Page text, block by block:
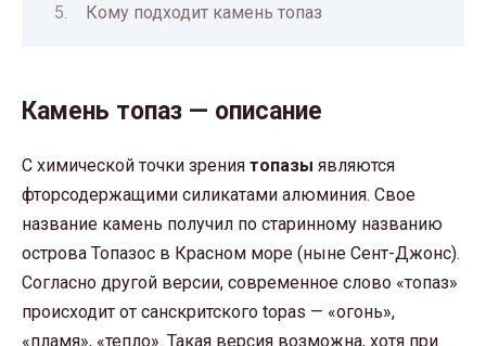
Кому подходит камень топаз
Камень топаз — описание
С химической точки зрения топазы являются
фторсодержащими силикатами алюминия. Свое
название камень получил по старинному названию
острова Топазос в Красном море (ныне Сент-Джонс).
Согласно другой версии, современное слово «топаз»
происходит от санскритского topas — «огонь»,
«пламя», «тепло». Такая версия возможна, хотя при